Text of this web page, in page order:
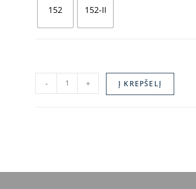
152 152-II
- + Į KREPŠELĮ